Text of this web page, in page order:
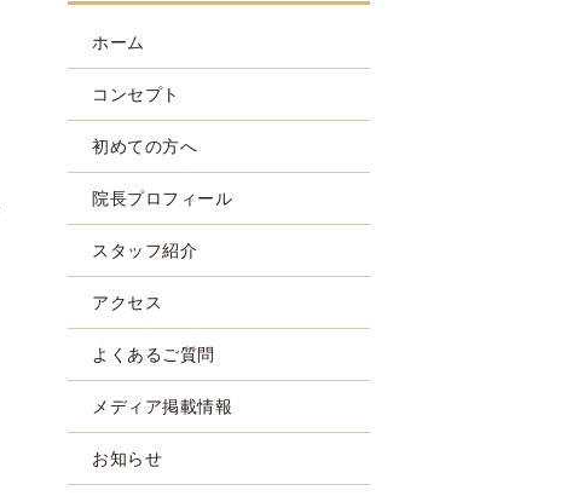
ホーム
コンセプト
初めての方へ
院長プロフィール
スタッフ紹介
アクセス
よくあるご質問
メディア掲載情報
お知らせ